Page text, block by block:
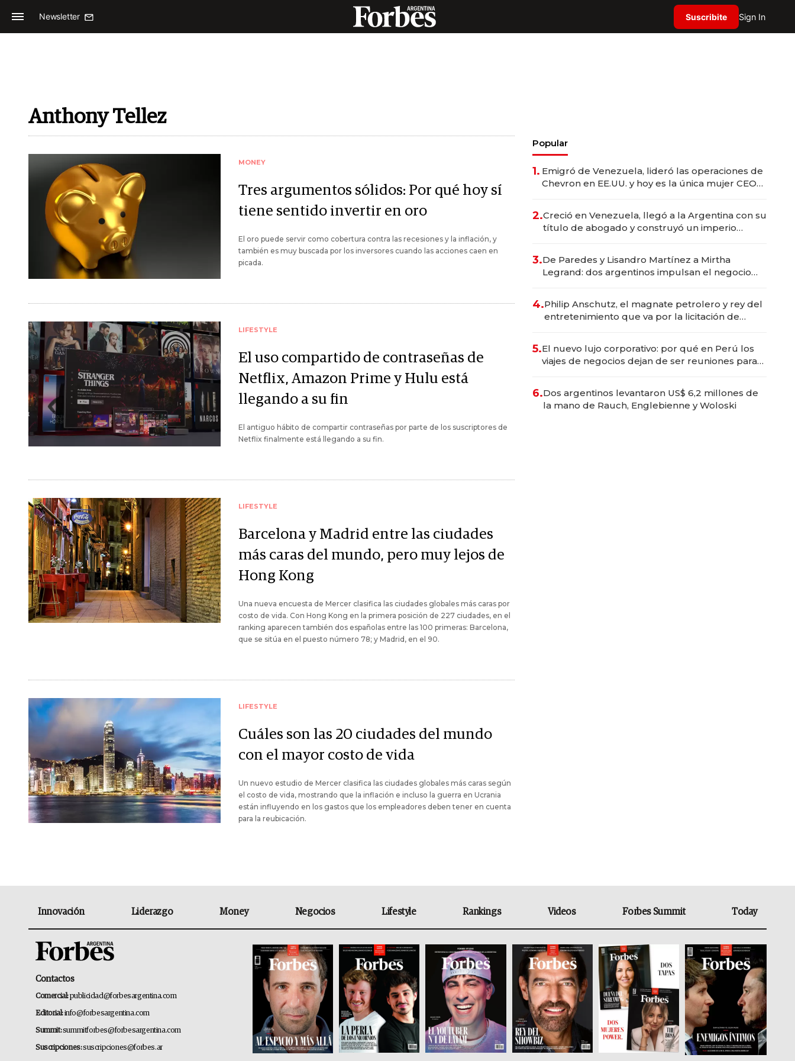
Newsletter Suscribite Sign In
Anthony Tellez
MONEY
Tres argumentos sólidos: Por qué hoy sí
tiene sentido invertir en oro
El oro puede servir como cobertura contra las recesiones y la inflación, y
también es muy buscada por los inversores cuando las acciones caen en
picada.
LIFESTYLE
El uso compartido de contraseñas de
Netflix, Amazon Prime y Hulu está
llegando a su fin
El antiguo hábito de compartir contraseñas por parte de los suscriptores de
Netflix finalmente está llegando a su fin.
LIFESTYLE
Barcelona y Madrid entre las ciudades
más caras del mundo, pero muy lejos de
Hong Kong
Una nueva encuesta de Mercer clasifica las ciudades globales más caras por
costo de vida. Con Hong Kong en la primera posición de 227 ciudades, en el
ranking aparecen también dos españolas entre las 100 primeras: Barcelona,
que se sitúa en el puesto número 78; y Madrid, en el 90.
LIFESTYLE
Cuáles son las 20 ciudades del mundo
con el mayor costo de vida
Un nuevo estudio de Mercer clasifica las ciudades globales más caras según
el costo de vida, mostrando que la inflación e incluso la guerra en Ucrania
están influyendo en los gastos que los empleadores deben tener en cuenta
para la reubicación.
Popular
1. Emigró de Venezuela, lideró las operaciones de
Chevron en EE.UU. y hoy es la única mujer CEO
2.Creció en Venezuela, llegó a la Argentina con su
título de abogado y construyó un imperio
3.De Paredes y Lisandro Martínez a Mirtha
Legrand: dos argentinos impulsan el negocio
4.Philip Anschutz, el magnate petrolero y rey del
entretenimiento que va por la licitación de
5.El nuevo lujo corporativo: por qué en Perú los
viajes de negocios dejan de ser reuniones para
6.Dos argentinos levantaron US$ 6,2 millones de
la mano de Rauch, Englebienne y Woloski
Innovación Liderazgo Money Negocios Lifestyle Rankings Videos Forbes Summit Today
Contactos
Comercial:publicidad@forbesargentina.com
Editorial:info@forbesargentina.com
Summit:summitforbes@forbesargentina.com
Suscripciones:suscripciones@forbes.ar